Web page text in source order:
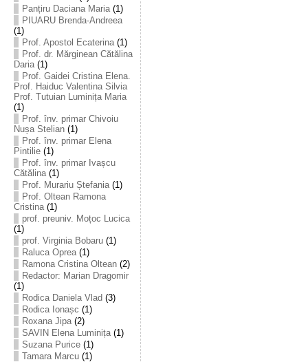
Panțiru Daciana Maria(1)
PIUARU Brenda-Andreea
(1)
Prof. Apostol Ecaterina(1)
Prof. dr. Mărginean Cătălina
Daria(1)
Prof. Gaidei Cristina Elena.
Prof. Haiduc Valentina Silvia
Prof. Tutuian Luminița Maria
(1)
Prof. înv. primar Chivoiu
Nușa Stelian(1)
Prof. înv. primar Elena
Pintilie(1)
Prof. înv. primar Ivașcu
Cătălina(1)
Prof. Murariu Ștefania(1)
Prof. Oltean Ramona
Cristina(1)
prof. preuniv. Moțoc Lucica
(1)
prof. Virginia Bobaru(1)
Raluca Oprea(1)
Ramona Cristina Oltean(2)
Redactor: Marian Dragomir
(1)
Rodica Daniela Vlad (3)
Rodica Ionașc (1)
Roxana Jipa(2)
SAVIN Elena Luminița(1)
Suzana Purice(1)
Tamara Marcu(1)